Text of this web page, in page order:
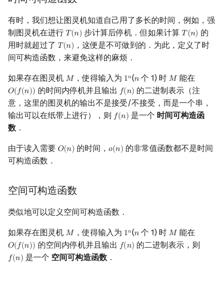
有时，我们想让图灵机知道自己用了多长的时间，例如，强
制图灵机在进行 𝑇 (𝑛)
T(n) 步计算后停机．但如果计算𝑇 (𝑛)
T(n)
的
用时就超过了 𝑇 (𝑛)
T(n)
，这便是不可做到的．为此，定义了时
间可构造函数，来避免这样的麻烦．
如果存在图灵机 𝑀
M ，使得输入为 1𝑛
1n(𝑛
n 个 1) 时𝑀
M 能在
𝑂(𝑓(𝑛))
O(f(n)) 的时间内停机并且输出 𝑓(𝑛)
f(n)
的二进制表示（注
意，这里的图灵机的输出不是接受/不接受，而是一个串，
输出可以在纸带上进行），则 𝑓(𝑛)
f(n) 是一个 时间可构造函
数 ．
由于读入需要 𝑂(𝑛)
O(n) 的时间，𝑜(𝑛)
o(n) 的非常值函数都不是时间
可构造函数．
空间可构造函数
类似地可以定义空间可构造函数．
如果存在图灵机 𝑀
M ，使得输入为 1𝑛
1n(𝑛
n 个 1) 时𝑀
M 能在
𝑂(𝑓(𝑛))
O(f(n)) 的空间内停机并且输出 𝑓(𝑛)
f(n) 的二进制表示，则
𝑓(𝑛)
f(n) 是一个 空间可构造函数．